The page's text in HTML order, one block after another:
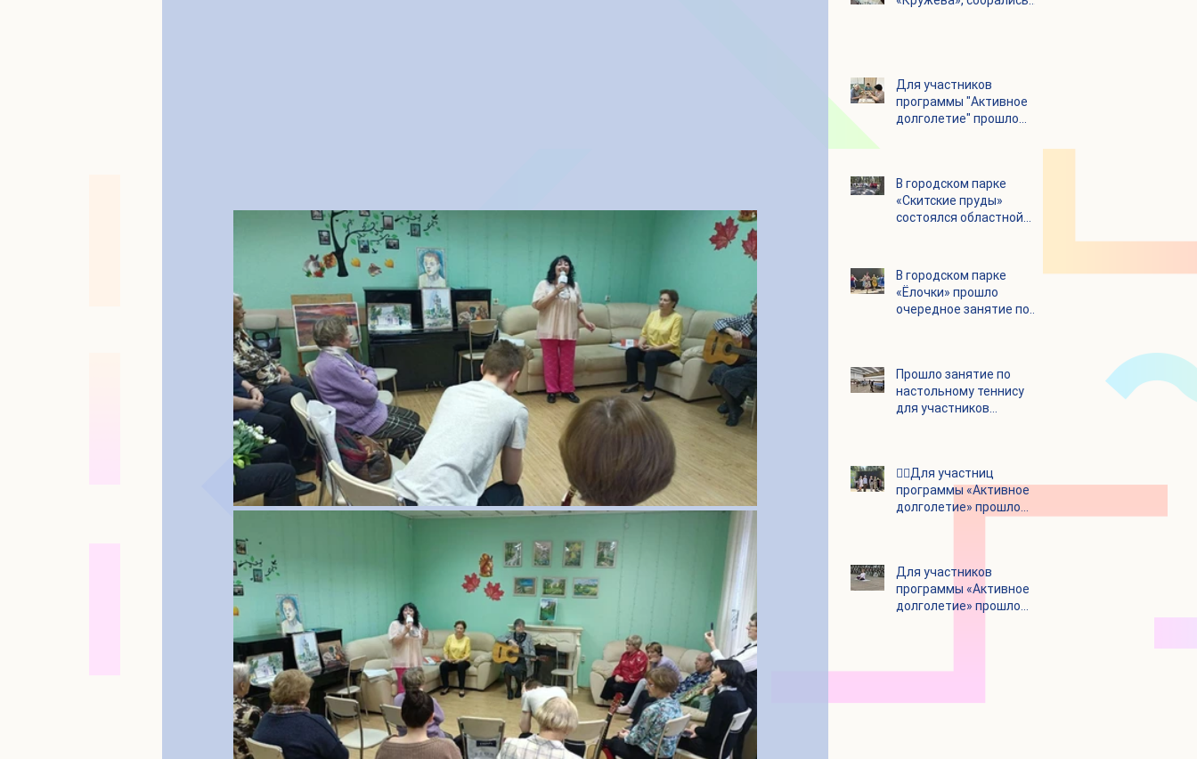
Для участников
программы "Активное
долголетие" прошло
настольными играми
В городском парке
«Скитские пруды»
состоялся областной
В городском парке
«Ёлочки» прошло
очередное занятие по
Прошло занятие по
настольному теннису
для участников
👯‍♀️Для участниц
программы «Активное
долголетие» прошло
Для участников
программы «Активное
долголетие» прошло